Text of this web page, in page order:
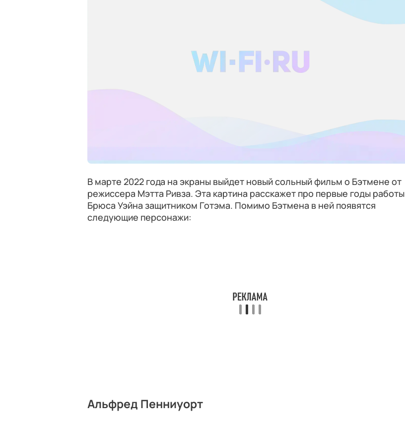
В марте 2022 года на экраны выйдет новый сольный фильм о Бэтмене от
режиссера Мэтта Ривза. Эта картина расскажет про первые годы работы
Брюса Уэйна защитником Готэма. Помимо Бэтмена в ней появятся
следующие персонажи:
Альфред Пенниуорт